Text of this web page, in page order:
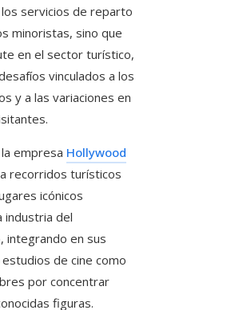
servicios de reparto
minoristas, sino que
en el sector turístico,
vinculados a los
y a las variaciones en
empresa Hollywood
recorridos turísticos
icónicos
industria del
integrando en sus
de cine como
por concentrar
figuras.